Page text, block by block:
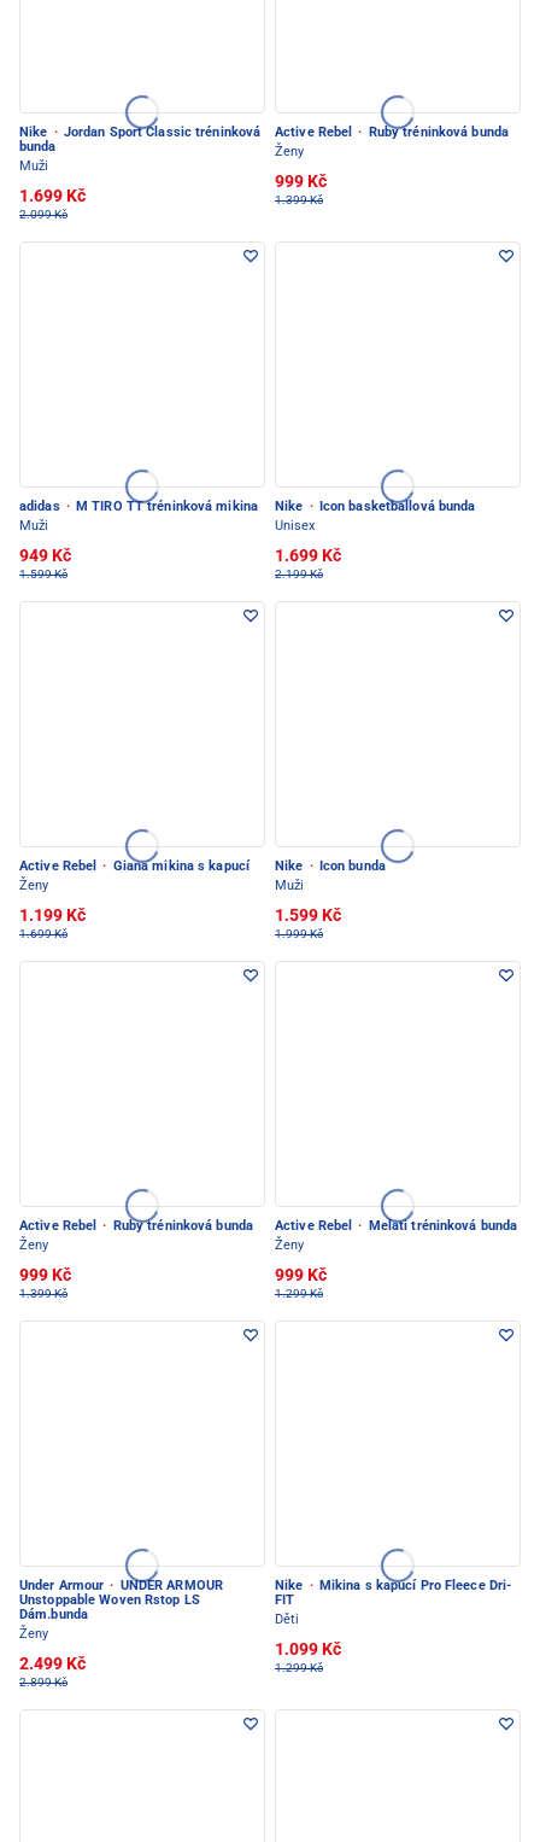
Nike · Jordan Sport Classic tréninková
bunda
Muži
1.699 Kč
2.099 Kč
Active Rebel ·
Ruby tréninková bunda
Ženy
999 Kč
1.399 Kč
adidas · M TIRO TT tréninková mikina
Muži
949 Kč
1.599 Kč
Nike ·
Icon basketballová bunda
Unisex
1.699 Kč
2.199 Kč
Active Rebel · Giana mikina s kapucí
Ženy
1.199 Kč
1.699 Kč
Nike ·
Icon bunda
Muži
1.599 Kč
1.999 Kč
Active Rebel ·
Ruby tréninková bunda
Ženy
999 Kč
1.399 Kč
Active Rebel ·
Melati tréninková bunda
Ženy
999 Kč
1.299 Kč
Under Armour · UNDER ARMOUR
Unstoppable Woven Rstop LS
Dám.bunda
Ženy
2.499 Kč
2.899 Kč
Nike · Mikina s kapucí Pro Fleece Dri-
FIT
Děti
1.099 Kč
1.299 Kč